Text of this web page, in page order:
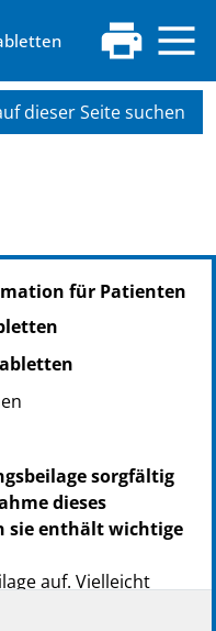
dieser Seite suchen
für Patienten
sorgfältig
dieses
sie enthält wichtige
auf. Vielleicht
lesen.